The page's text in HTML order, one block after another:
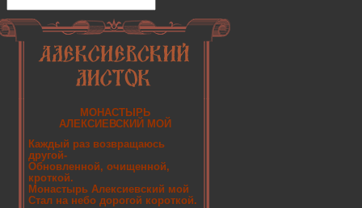
МОНАСТЫРЬ
АЛЕКСИЕВСКИЙ МОЙ
Каждый раз возвращаюсь
другой-
Обновленной, очищенной,
кроткой.
Монастырь Алексиевский мой
Стал на небо дорогой короткой.